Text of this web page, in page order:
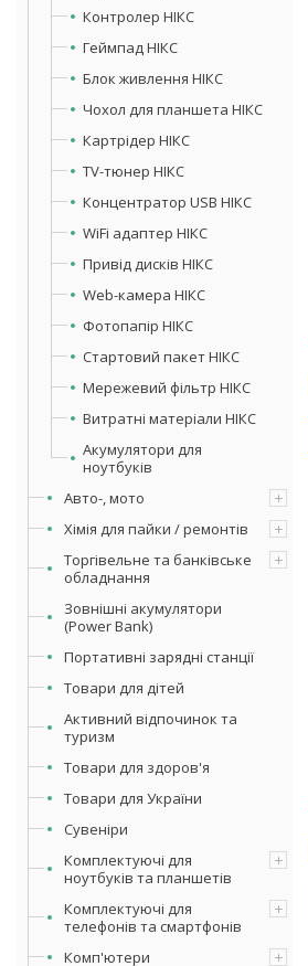
Контролер НІКС
Геймпад НІКС
Блок живлення НІКС
Чохол для планшета НІКС
Картрідер НІКС
TV-тюнер НІКС
Концентратор USB НІКС
WiFi адаптер НІКС
Привід дисків НІКС
Web-камера НІКС
Фотопапір НІКС
Стартовий пакет НІКС
Мережевий фільтр НІКС
Витратні матеріали НІКС
Акумулятори для
ноутбуків
Авто-, мото
Хімія для пайки / ремонтів
Торгівельне та банківське
обладнання
Зовнішні акумулятори
(Power Bank)
Портативні зарядні станції
Товари для дітей
Активний відпочинок та
туризм
Товари для здоров'я
Товари для України
Сувеніри
Комплектуючі для
ноутбуків та планшетів
Комплектуючі для
телефонів та смартфонів
Комп'ютери